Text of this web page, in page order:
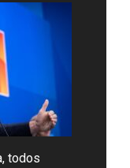
todos